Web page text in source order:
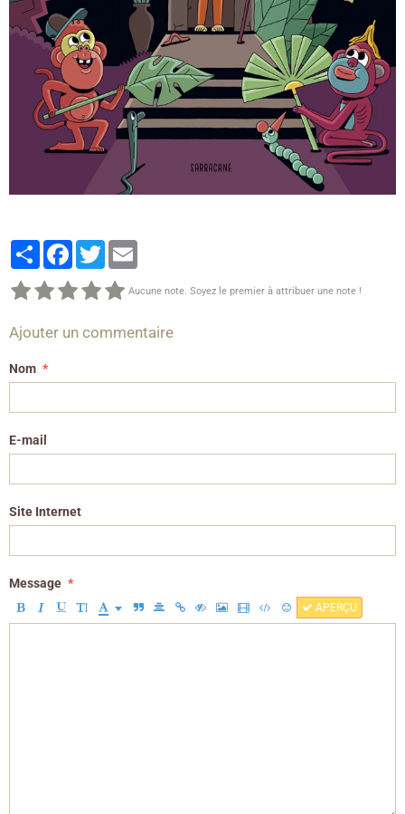
PartagerFacebook
Twitter
Aucune note. Soyez le premier à attribuer une note !
Ajouter un commentaire
Nom
E-mail
Site Internet
Message
APERÇU